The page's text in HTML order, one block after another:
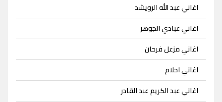
اغاني عبد الله الرويشد
اغاني عبادي الجوهر
اغاني مزعل فرحان
اغاني احلام
اغاني عبد الكريم عبد القادر